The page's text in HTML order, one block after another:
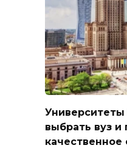
выбрать вуз и
качественное